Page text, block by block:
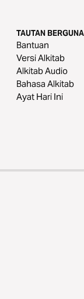
TAUTAN BERGUNA
Bantuan
Versi Alkitab
Alkitab Audio
Bahasa Alkitab
Ayat Hari Ini